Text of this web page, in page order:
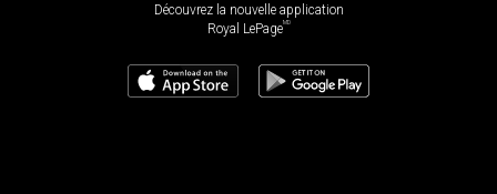
Découvrez la nouvelle application
Royal LePageMD